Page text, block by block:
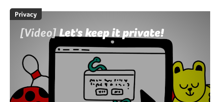
Privacy
[Video]Let's keep it private!